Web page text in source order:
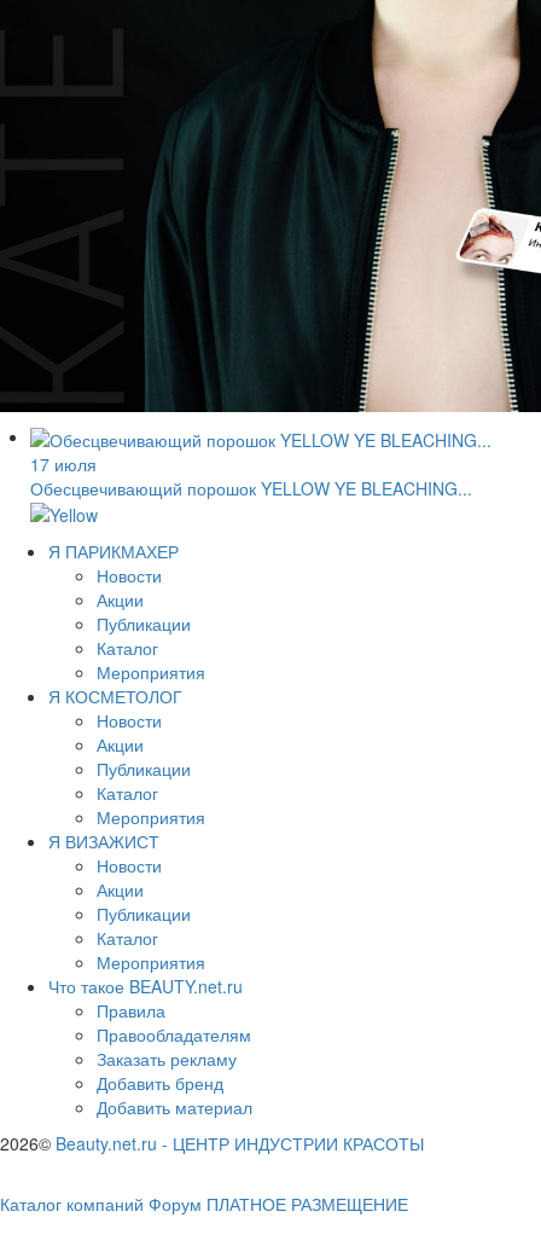
17 июля
Обесцвечивающий порошок YELLOW YE BLEACHING...
Я ПАРИКМАХЕР
Новости
Акции
Публикации
Каталог
Мероприятия
Я КОСМЕТОЛОГ
Новости
Акции
Публикации
Каталог
Мероприятия
Я ВИЗАЖИСТ
Новости
Акции
Публикации
Каталог
Мероприятия
Что такое BEAUTY.net.ru
Правила
Правообладателям
Заказать рекламу
Добавить бренд
Добавить материал
2026© Beauty.net.ru - ЦЕНТР ИНДУСТРИИ КРАСОТЫ
Каталог компаний Форум ПЛАТНОЕ РАЗМЕЩЕНИЕ